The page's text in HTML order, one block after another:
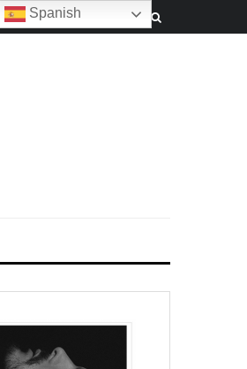
Spanish